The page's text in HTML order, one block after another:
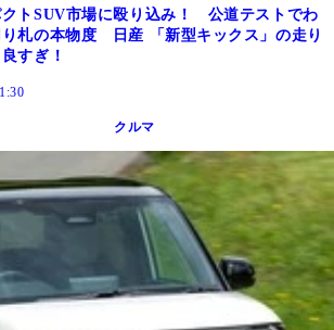
トSUV市場に殴り込み！ 公道テストでわ
札の本物度 日産 「新型キックス」の走り
すぎ！
クルマ